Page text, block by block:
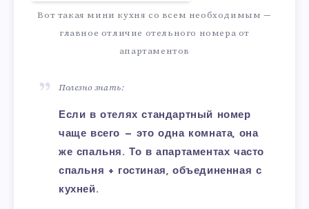
Вот такая мини кухня со всем необходимым —
главное отличие отельного номера от
апартаментов
Полезно знать:
Если в отелях стандартный номер
чаще всего — это одна комната, она
же спальня. То в апартаментах часто
спальня + гостиная, объединенная с
кухней.